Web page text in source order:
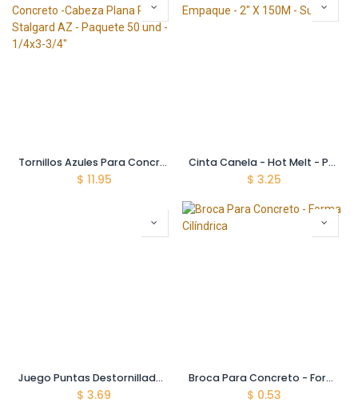
Tornillos Azules Para Concreto -Cabeza Plana PHS - Stalgard AZ - Paquete 50 und - 1/4x3-3/4"
$ 11.95
Cinta Canela - Hot Melt - Para Empaque - 2" X 150M - Surtek
$ 3.25
Juego Puntas Destornilladores - Tipo Estrella - Broca PH2 - 65 Mm - 6 Pzas - De Doble Extremo.
$ 3.69
Broca Para Concreto - Forma Cilíndrica
$ 0.53